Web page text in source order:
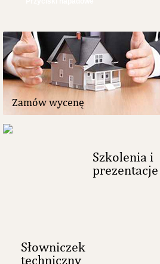
Zamów wycenę
Szkolenia i
prezentacje
Słowniczek
techniczny